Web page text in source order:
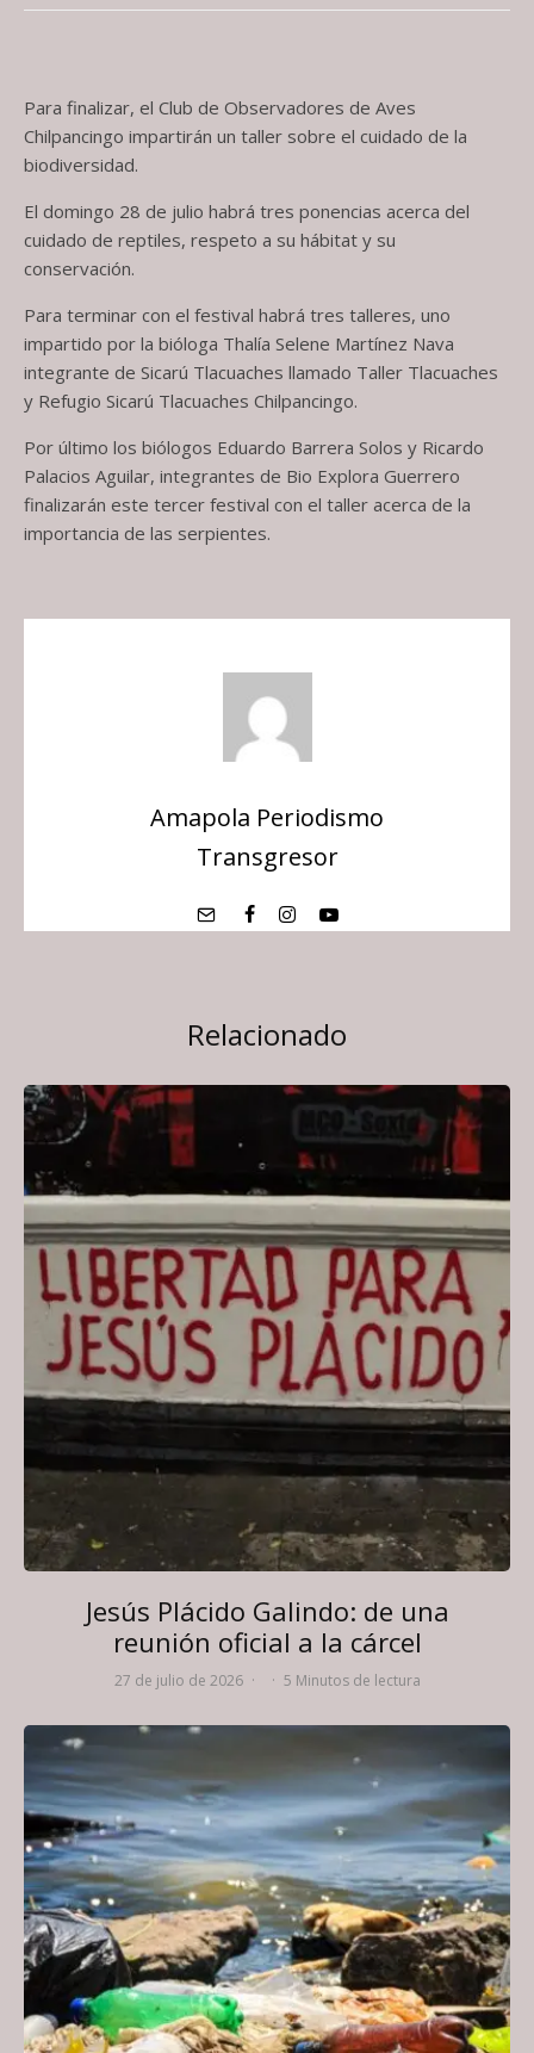
Para finalizar, el Club de Observadores de Aves
Chilpancingo impartirán un taller sobre el cuidado de la
biodiversidad.
El domingo 28 de julio habrá tres ponencias acerca del
cuidado de reptiles, respeto a su hábitat y su
conservación.
Para terminar con el festival habrá tres talleres, uno
impartido por la bióloga Thalía Selene Martínez Nava
integrante de Sicarú Tlacuaches llamado Taller Tlacuaches
y Refugio Sicarú Tlacuaches Chilpancingo.
Por último los biólogos Eduardo Barrera Solos y Ricardo
Palacios Aguilar, integrantes de Bio Explora Guerrero
finalizarán este tercer festival con el taller acerca de la
importancia de las serpientes.
Amapola Periodismo
Transgresor
Relacionado
Jesús Plácido Galindo: de una
reunión oficial a la cárcel
27 de julio de 2026 · · 5 Minutos de lectura